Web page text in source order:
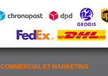
COMMERCIAL ET MARKETING